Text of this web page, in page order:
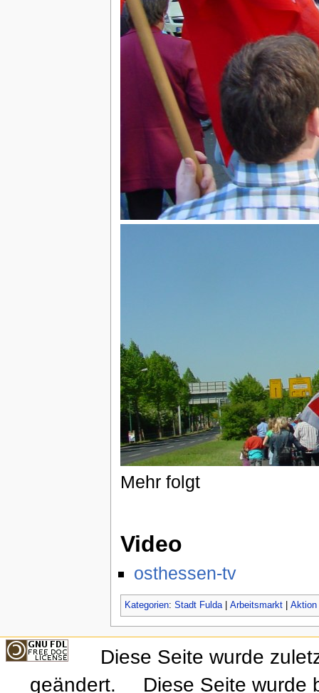
Mehr folgt
Video
osthessen-tv
Kategorien: Stadt Fulda| Arbeitsmarkt| Aktion
Diese Seite wurde
geändert.
Diese Seite wurde